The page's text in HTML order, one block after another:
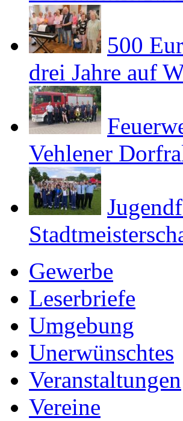
500
drei Jahre auf
Vehlener
Gewerbe
Leserbriefe
Umgebung
Unerwünschtes
Veranstaltungen
Vereine